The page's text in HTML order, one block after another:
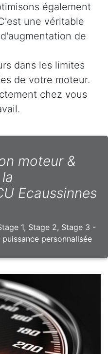
également
une véritable
de
dans les limites
de votre moteur.
chez vous
moteur &
Ecaussinnes
1, Stage 2, Stage 3 -
personnalisée